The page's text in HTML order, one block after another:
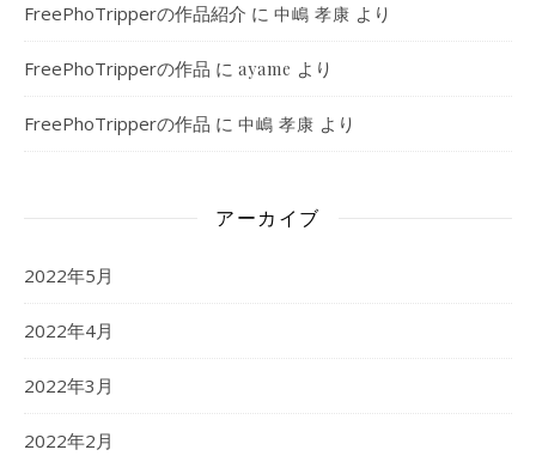
FreePhoTripperの作品紹介 に 中嶋 孝康 より
FreePhoTripperの作品 に ayame より
FreePhoTripperの作品 に 中嶋 孝康 より
アーカイブ
2022年5月
2022年4月
2022年3月
2022年2月